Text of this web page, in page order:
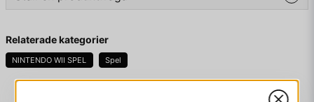
KOMPLETT I BOX
Fråga oss något om denna produkten...
Relaterade kategorier
NINTENDO WII SPEL Spel